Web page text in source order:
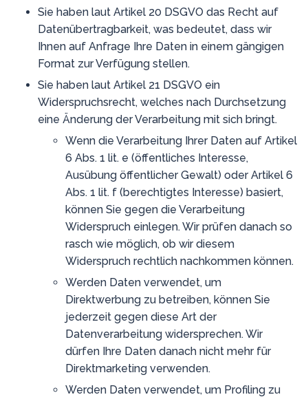
Sie haben laut Artikel 20 DSGVO das Recht auf
Datenübertragbarkeit, was bedeutet, dass wir
Ihnen auf Anfrage Ihre Daten in einem gängigen
Format zur Verfügung stellen.
Sie haben laut Artikel 21 DSGVO ein
Widerspruchsrecht, welches nach Durchsetzung
eine Änderung der Verarbeitung mit sich bringt.
Wenn die Verarbeitung Ihrer Daten auf Artikel
6 Abs. 1 lit. e (öffentliches Interesse,
Ausübung öffentlicher Gewalt) oder Artikel 6
Abs. 1 lit. f (berechtigtes Interesse) basiert,
können Sie gegen die Verarbeitung
Widerspruch einlegen. Wir prüfen danach so
rasch wie möglich, ob wir diesem
Widerspruch rechtlich nachkommen können.
Werden Daten verwendet, um
Direktwerbung zu betreiben, können Sie
jederzeit gegen diese Art der
Datenverarbeitung widersprechen. Wir
dürfen Ihre Daten danach nicht mehr für
Direktmarketing verwenden.
Werden Daten verwendet, um Profiling zu